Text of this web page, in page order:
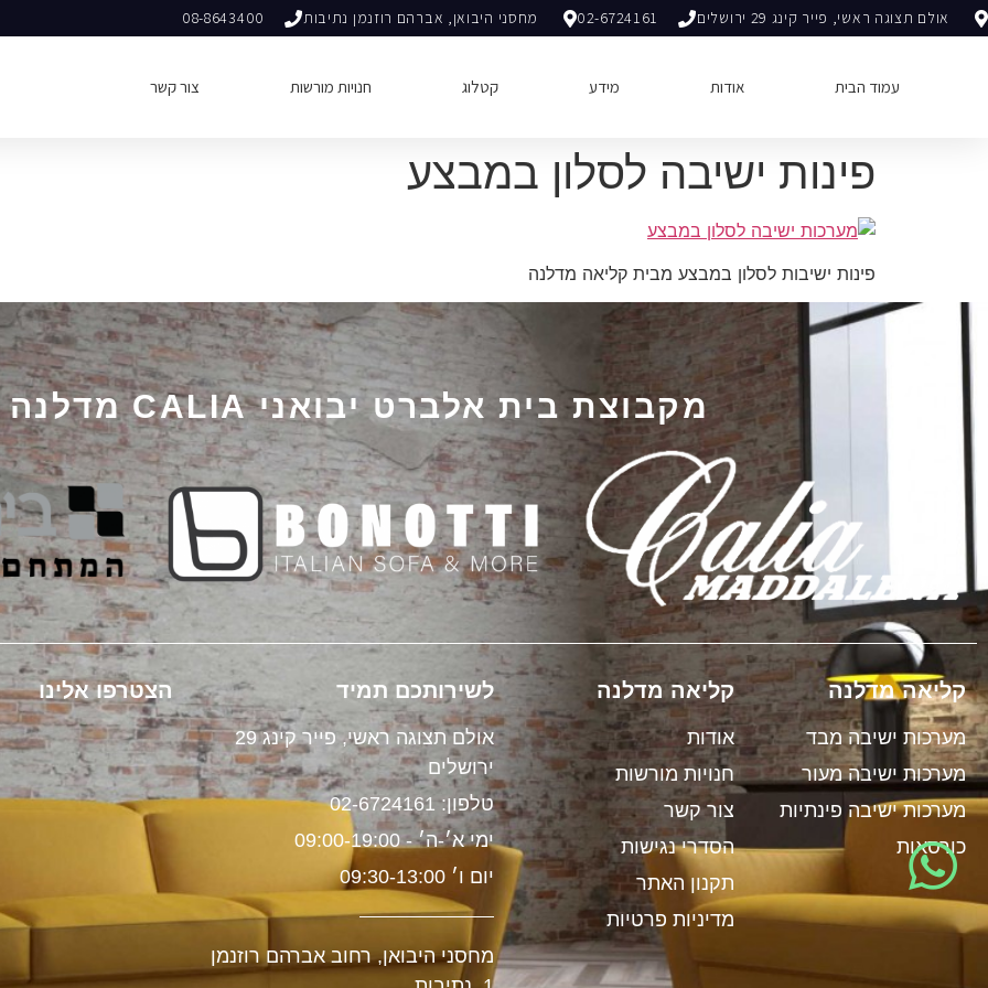
אולם תצוגה ראשי, פייר קינג 29 ירושלים 02-6724161 מחסני היבואן, אברהם רוזנמן נתיבות 08-8643400
עמוד הבית אודות מידע קטלוג חנויות מורשות צור קשר
פינות ישיבה לסלון במבצע
פינות ישיבות לסלון במבצע מבית קליאה מדלנה
מקבוצת בית אלברט יבואני CALIA מדלנה
קליאה מדלנה
מערכות ישיבה מבד
מערכות ישיבה מעור
מערכות ישיבה פינתיות
כורסאות
קליאה מדלנה
אודות
חנויות מורשות
צור קשר
הסדרי נגישות
תקנון האתר
מדיניות פרטיות
לשירותכם תמיד
אולם תצוגה ראשי, פייר קינג 29
ירושלים
טלפון: 02-6724161
ימי א׳-ה׳ - 09:00-19:00
יום ו׳ 09:30-13:00
מחסני היבואן, רחוב אברהם רוזנמן
הצטרפו אלינו